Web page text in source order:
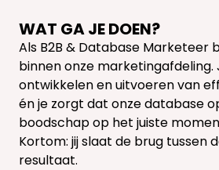
WAT GA JE DOEN?
Als B2B & Database Marketeer
binnen onze
ontwikkelen en uitvoeren van
én je zorgt dat onze database
boodschap op het juiste
Kortom: jij slaat de brug
resultaat.